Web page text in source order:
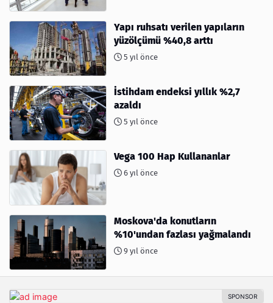
Yapı ruhsatı verilen yapıların
yüzölçümü %40,8 arttı
5 yıl önce
İstihdam endeksi yıllık %2,7
azaldı
5 yıl önce
Vega 100 Hap Kullananlar
6 yıl önce
Moskova'da konutların
%10'undan fazlası yağmalandı
9 yıl önce